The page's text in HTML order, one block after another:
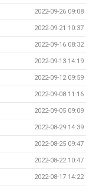
2022-09-26 09:08
2022-09-21 10:37
2022-09-16 08:32
2022-09-13 14:19
2022-09-12 09:59
2022-09-08 11:16
2022-09-05 09:09
2022-08-29 14:39
2022-08-25 09:47
2022-08-22 10:47
2022-08-17 14:22